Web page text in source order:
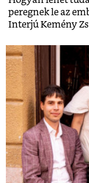
peregnek le az
Interjú Kemény